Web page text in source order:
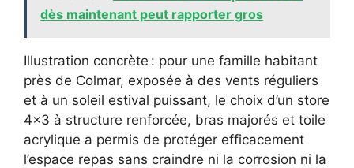
dès maintenant peut rapporter gros
Illustration concrète : pour une famille habitant
près de Colmar, exposée à des vents réguliers
et à un soleil estival puissant, le choix d’un store
4×3 à structure renforcée, bras majorés et toile
acrylique a permis de protéger efficacement
l’espace repas sans craindre ni la corrosion ni la